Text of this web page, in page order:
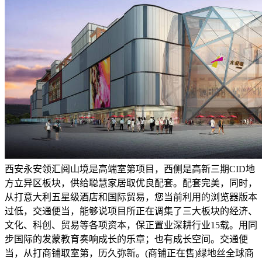
西安永安领汇阅山境是高端室第项目，西侧是高新三期CID地
方立异区板块，供给聪慧家居取优良配套。配套完美，同时，
从打意大利五星级酒店和国际贸易，您当前利用的浏览器版本
过低，交通便当，能够说项目所正在调集了三大板块的经济、
文化、科创、贸易等各项资本，保正置业深耕行业15载。用同
步国际的发蒙教育奏响成长的乐章；也有成长空间。交通便
当，从打商铺取室第，历久弥新。(商铺正在售)绿地丝全球商